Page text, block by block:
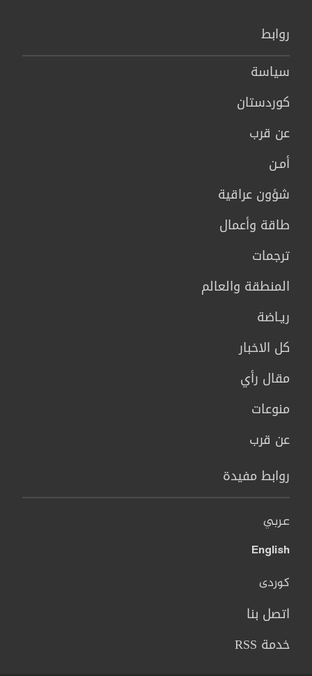
روابط
سیاسة
كوردستان
عن قرب
أمـن
شؤون عراقية
طاقة وأعمال
ترجمات
المنطقة والعالم
ريـاضة
كل الاخبار
مقال رأي
منوعات
عن قرب
روابط مفيدة
عربي
English
کوردی
اتصل بنا
خدمة RSS